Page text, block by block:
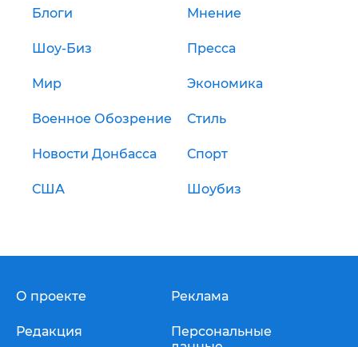
Блоги Мнение
Шоу-Биз Пресса
Мир Экономика
Военное Обозрение Стиль
Новости Донбасса Спорт
США Шоубиз
О проекте
Редакция
Реклама
Персональные